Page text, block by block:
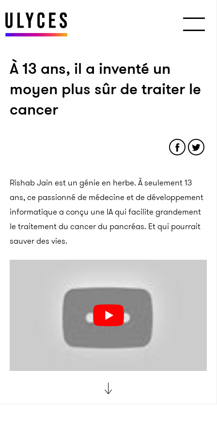
À 13 ans, il a inventé un
moyen plus sûr de traiter le
cancer
Rishab Jain est un génie en herbe. À seulement 13
ans, ce passionné de médecine et de développement
informatique a conçu une IA qui facilite grandement
le traitement du cancer du pancréas. Et qui pourrait
sauver des vies.